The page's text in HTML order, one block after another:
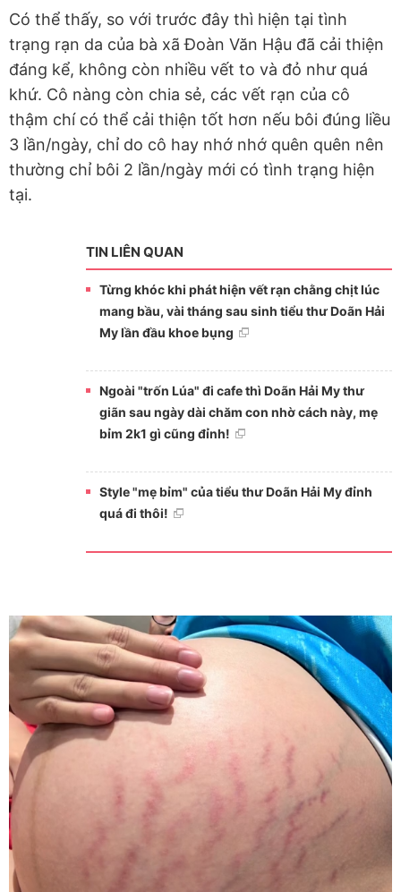
Có thể thấy, so với trước đây thì hiện tại tình
trạng rạn da của bà xã Đoàn Văn Hậu đã cải thiện
đáng kể, không còn nhiều vết to và đỏ như quá
khứ. Cô nàng còn chia sẻ, các vết rạn của cô
thậm chí có thể cải thiện tốt hơn nếu bôi đúng liều
3 lần/ngày, chỉ do cô hay nhớ nhớ quên quên nên
thường chỉ bôi 2 lần/ngày mới có tình trạng hiện
tại.
TIN LIÊN QUAN
Từng khóc khi phát hiện vết rạn chằng chịt lúc
mang bầu, vài tháng sau sinh tiểu thư Doãn Hải
My lần đầu khoe bụng
Ngoài "trốn Lúa" đi cafe thì Doãn Hải My thư
giãn sau ngày dài chăm con nhờ cách này, mẹ
bỉm 2k1 gì cũng đỉnh!
Style "mẹ bỉm" của tiểu thư Doãn Hải My đỉnh
quá đi thôi!